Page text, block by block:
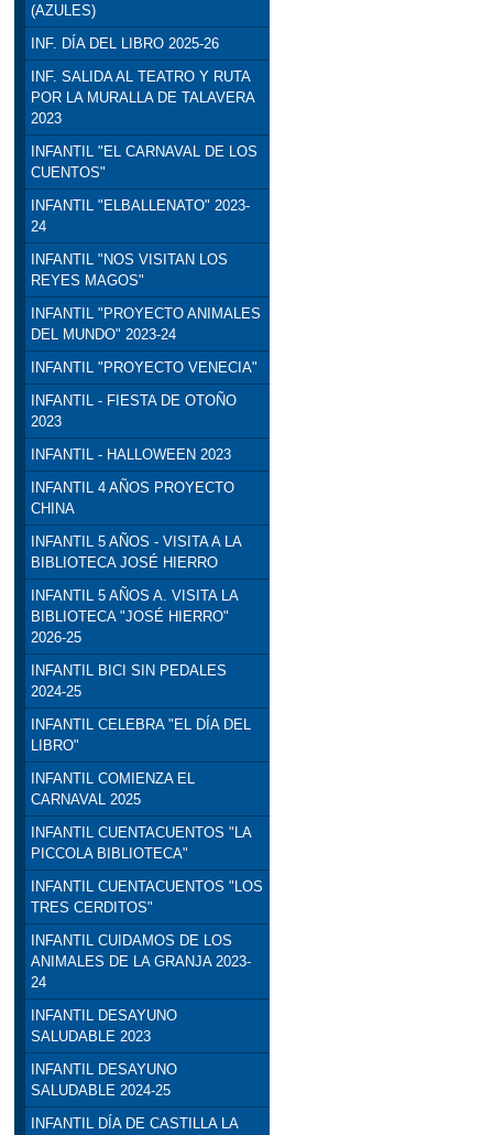
(AZULES)
INF. DÍA DEL LIBRO 2025-26
INF. SALIDA AL TEATRO Y RUTA
POR LA MURALLA DE TALAVERA
2023
INFANTIL "EL CARNAVAL DE LOS
CUENTOS"
INFANTIL "ELBALLENATO" 2023-
24
INFANTIL "NOS VISITAN LOS
REYES MAGOS"
INFANTIL "PROYECTO ANIMALES
DEL MUNDO" 2023-24
INFANTIL "PROYECTO VENECIA"
INFANTIL - FIESTA DE OTOÑO
2023
INFANTIL - HALLOWEEN 2023
INFANTIL 4 AÑOS PROYECTO
CHINA
INFANTIL 5 AÑOS - VISITA A LA
BIBLIOTECA JOSÉ HIERRO
INFANTIL 5 AÑOS A. VISITA LA
BIBLIOTECA "JOSÉ HIERRO"
2026-25
INFANTIL BICI SIN PEDALES
2024-25
INFANTIL CELEBRA "EL DÍA DEL
LIBRO"
INFANTIL COMIENZA EL
CARNAVAL 2025
INFANTIL CUENTACUENTOS "LA
PICCOLA BIBLIOTECA"
INFANTIL CUENTACUENTOS "LOS
TRES CERDITOS"
INFANTIL CUIDAMOS DE LOS
ANIMALES DE LA GRANJA 2023-
24
INFANTIL DESAYUNO
SALUDABLE 2023
INFANTIL DESAYUNO
SALUDABLE 2024-25
INFANTIL DÍA DE CASTILLA LA